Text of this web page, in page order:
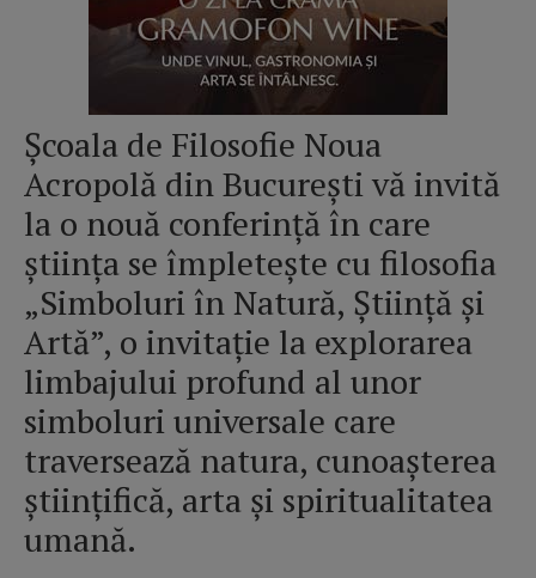
Școala de Filosofie Noua
Acropolă din București vă invită
la o nouă conferință în care
știința se împletește cu filosofia
„Simboluri în Natură, Știință și
Artă”, o invitație la explorarea
limbajului profund al unor
simboluri universale care
traversează natura, cunoașterea
științifică, arta și spiritualitatea
umană.